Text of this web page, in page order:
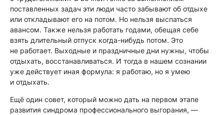
поставленных задач эти люди часто забывают об отдыхе
или откладывают его на потом. Но нельзя выспаться
авансом. Также нельзя работать годами, обещая себе
взять длительный отпуск когда-нибудь потом. Это
не работает. Выходные и праздничные дни нужны, чтобы
отдыхать, восстанавливаться. И тогда в нашем сознании
уже действует иная формула: я работаю, но я умею
и отдыхать.
Ещё один совет, который можно дать на первом этапе
развития синдрома профессионального выгорания, —